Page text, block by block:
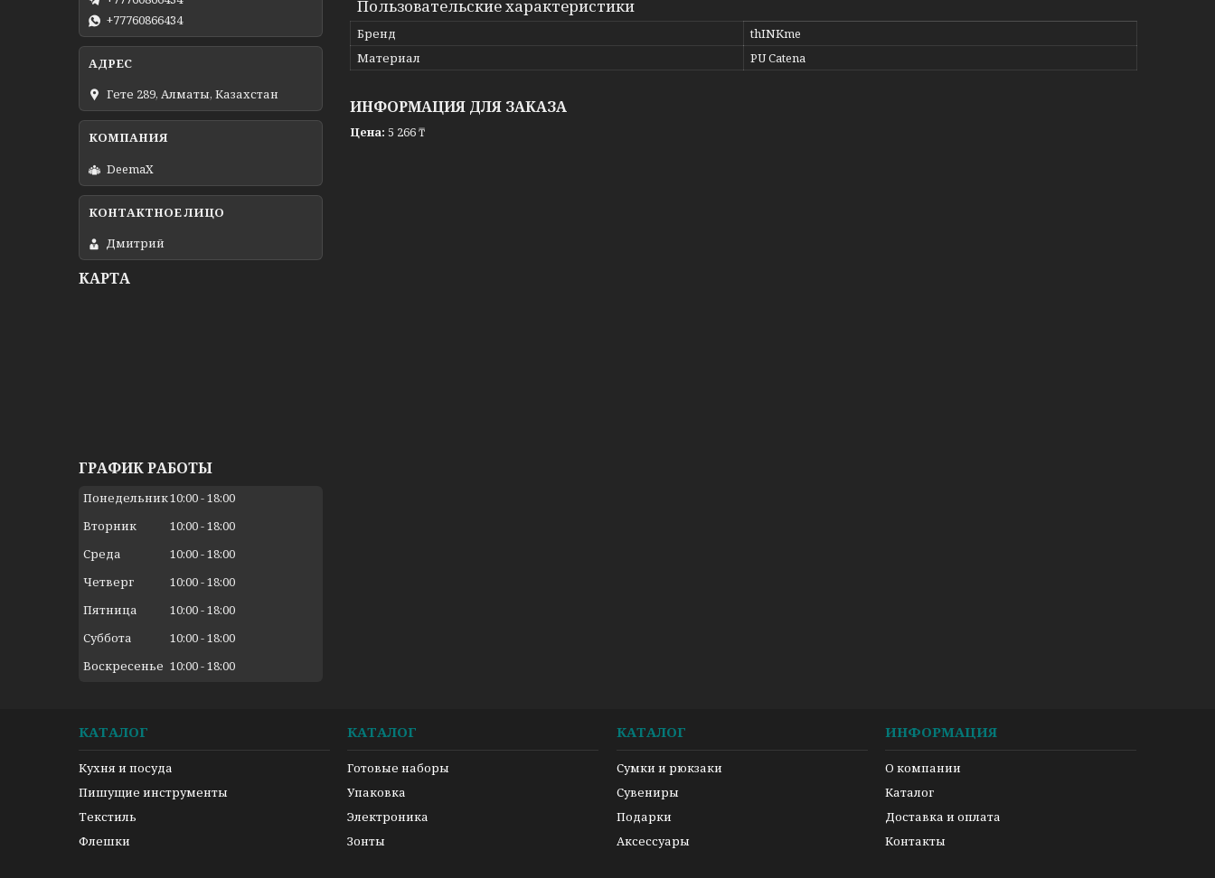
Пользовательские характеристики
Бренд
thINKme
Материал
PU Catena
ИНФОРМАЦИЯ ДЛЯ ЗАКАЗА
Цена: 5 266 ₸
+77760866434
Гете 289, Алматы, Казахстан
DeemaX
Дмитрий
КАРТА
ГРАФИК РАБОТЫ
Понедельник10:00 18:00
Вторник
10:00 18:00
Среда
10:00 18:00
Четверг
10:00 18:00
Пятница
10:00 18:00
Суббота
10:00 18:00
Воскресенье 10:00 18:00
КАТАЛОГ
Кухня и посуда
Пишущие инструменты
Текстиль
Флешки
КАТАЛОГ
Готовые наборы
Упаковка
Электроника
Зонты
КАТАЛОГ
Сумки и рюкзаки
Сувениры
Подарки
Аксессуары
ИНФОРМАЦИЯ
О компании
Каталог
Доставка и оплата
Контакты